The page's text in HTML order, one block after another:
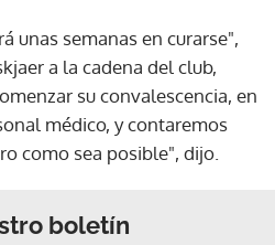
unas semanas en curarse",
a la cadena del club,
su convalescencia, en
médico, y contaremos
como sea posible", dijo.
boletín